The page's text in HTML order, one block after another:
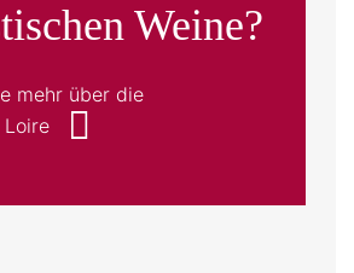
Weine?
mehr über die
Loire